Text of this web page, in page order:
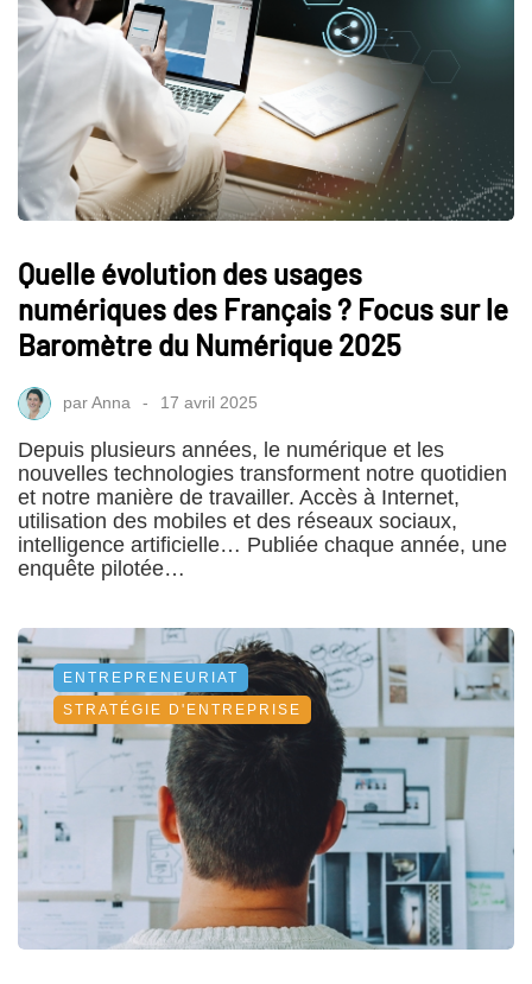
Quelle évolution des usages
numériques des Français ? Focus sur le
Baromètre du Numérique 2025
parAnna 17 avril 2025
Depuis plusieurs années, le numérique et les
nouvelles technologies transforment notre quotidien
et notre manière de travailler. Accès à Internet,
utilisation des mobiles et des réseaux sociaux,
intelligence artificielle… Publiée chaque année, une
enquête pilotée…
ENTREPRENEURIAT
STRATÉGIE D'ENTREPRISE